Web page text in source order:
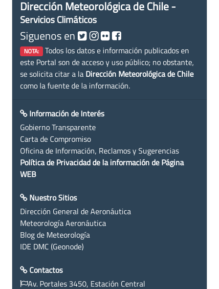
Dirección Meteorológica de Chile -
Servicios Climáticos
Siguenos en
NOTA: Todos los datos e información publicados en
este Portal son de acceso y uso público; no obstante,
se solicita citar a la Dirección Meteorológica de Chile
como la fuente de la información.
Información de Interés
Gobierno Transparente
Carta de Compromiso
Oficina de Información, Reclamos y Sugerencias
Política de Privacidad de la información de Página
WEB
Nuestro Sitios
Dirección General de Aeronáutica
Meteorología Aeronáutica
Blog de Meteorología
IDE DMC (Geonode)
Contactos
Av. Portales 3450, Estación Central